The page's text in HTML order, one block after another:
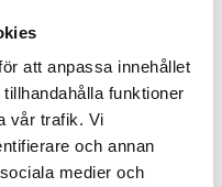
att anpassa innehållet
funktioner
vår trafik. Vi
och annan
medier och